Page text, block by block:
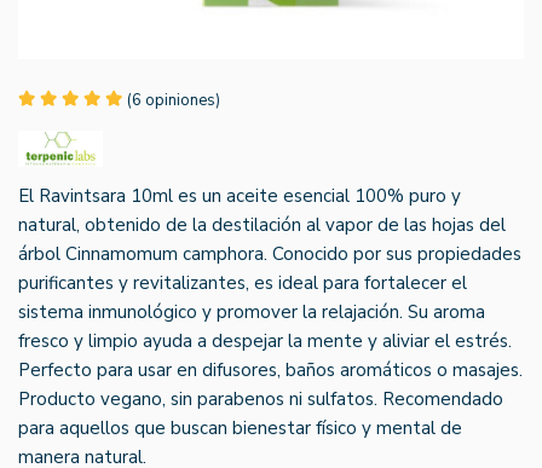
(6 opiniones)
El Ravintsara 10ml es un aceite esencial 100% puro y
natural, obtenido de la destilación al vapor de las hojas del
árbol Cinnamomum camphora. Conocido por sus propiedades
purificantes y revitalizantes, es ideal para fortalecer el
sistema inmunológico y promover la relajación. Su aroma
fresco y limpio ayuda a despejar la mente y aliviar el estrés.
Perfecto para usar en difusores, baños aromáticos o masajes.
Producto vegano, sin parabenos ni sulfatos. Recomendado
para aquellos que buscan bienestar físico y mental de
manera natural.